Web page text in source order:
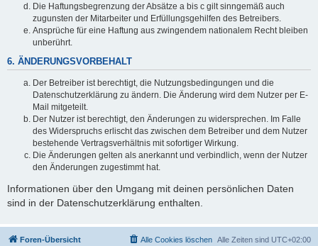
Die Haftungsbegrenzung der Absätze a bis c gilt sinngemäß auch
zugunsten der Mitarbeiter und Erfüllungsgehilfen des Betreibers.
Ansprüche für eine Haftung aus zwingendem nationalem Recht bleiben
unberührt.
6. ÄNDERUNGSVORBEHALT
Der Betreiber ist berechtigt, die Nutzungsbedingungen und die
Datenschutzerklärung zu ändern. Die Änderung wird dem Nutzer per E-
Mail mitgeteilt.
Der Nutzer ist berechtigt, den Änderungen zu widersprechen. Im Falle
des Widerspruchs erlischt das zwischen dem Betreiber und dem Nutzer
bestehende Vertragsverhältnis mit sofortiger Wirkung.
Die Änderungen gelten als anerkannt und verbindlich, wenn der Nutzer
den Änderungen zugestimmt hat.
Informationen über den Umgang mit deinen persönlichen Daten
sind in der Datenschutzerklärung enthalten.
Foren-Übersicht Alle Zeiten sind UTC+02:00
Alle Cookies löschen